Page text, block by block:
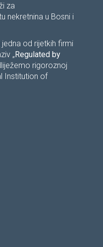
za
nekretnina u Bosni i
jedna od rijetkih firmi
„Regulated by
rigoroznoj
Institution of